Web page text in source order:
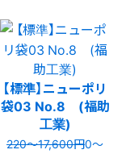
【標準】ニューポリ
袋03 No.8 (福助
工業)
220〜17,600円0〜